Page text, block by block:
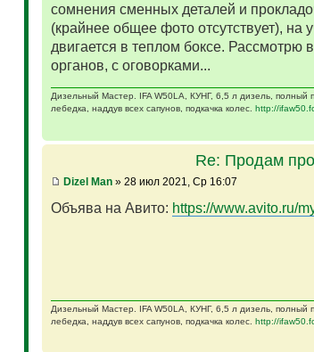
сомнения сменных деталей и
(крайнее общее фото отсутствует), на
двигается в теплом боксе. Рассмотрю
органов, с оговорками...
Дизельный Мастер. IFA W50LA, КУНГ, 6,5 л дизель, полный
лебедка, наддув всех сапунов, подкачка колес. http://
Re: Продам
Dizel Man» 28 июл 2021, Ср 16:07
Объява на Авито: https://www.avito.ru/
Дизельный Мастер. IFA W50LA, КУНГ, 6,5 л дизель, полный
лебедка, наддув всех сапунов, подкачка колес. http://